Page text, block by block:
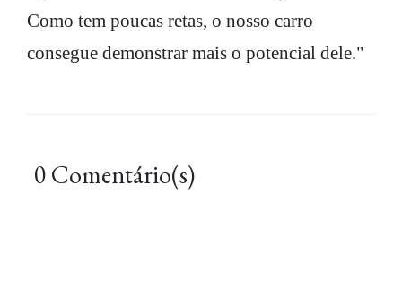
Como tem poucas retas, o nosso carro
consegue demonstrar mais o potencial dele."
0 Comentário(s)